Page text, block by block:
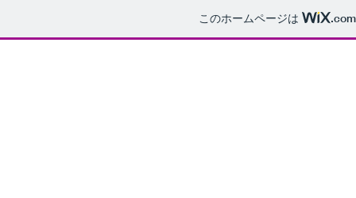
このホームページは .com